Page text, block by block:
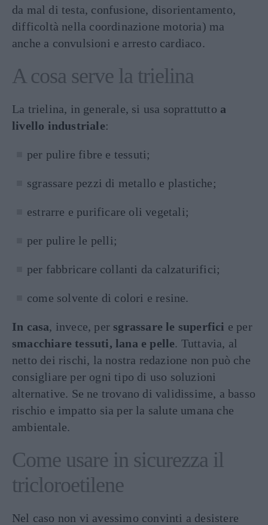
da mal di testa, confusione, disorientamento,
difficoltà nella coordinazione motoria) ma
anche a convulsioni e arresto cardiaco.
A cosa serve la trielina
La trielina, in generale, si usa soprattutto a
livello industriale:
per pulire fibre e tessuti;
sgrassare pezzi di metallo e plastiche;
estrarre e purificare oli vegetali;
per pulire le pelli;
per fabbricare collanti da calzaturifici;
come solvente di colori e resine.
In casa, invece, per sgrassare le superfici e per
smacchiare tessuti, lana e pelle. Tuttavia, al
netto dei rischi, la nostra redazione non può che
consigliare per ogni tipo di uso soluzioni
alternative. Se ne trovano di validissime, a basso
rischio e impatto sia per la salute umana che
ambientale.
Come usare in sicurezza il
tricloroetilene
Nel caso non vi avessimo convinti a desistere